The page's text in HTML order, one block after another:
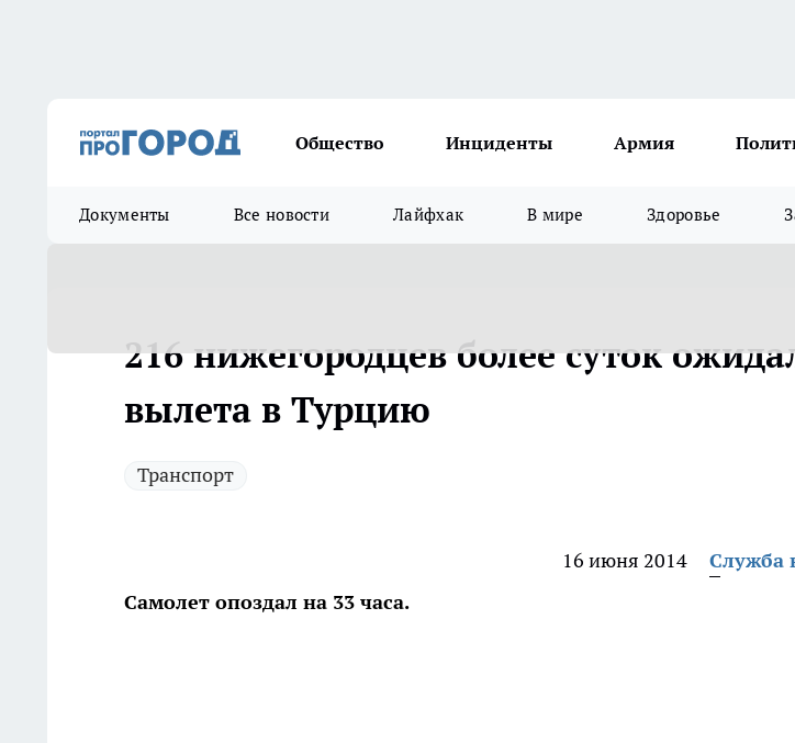
Общество Инциденты Армия
Документы Все новости Лайфхак В мире Здоровье
216 нижегородцев более суток
вылета в Турцию
Транспорт
16 июня 2014
Служба
Самолет опоздал на 33 часа.